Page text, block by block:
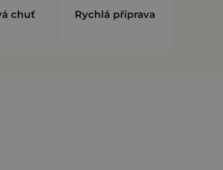
chuť Rychlá příprava